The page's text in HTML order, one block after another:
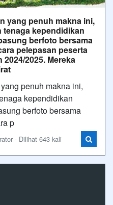
yang penuh makna ini,
kependidikan
berfoto bersama
pelepasan peserta
2025. Mereka
penuh makna ini,
kependidikan
berfoto bersama
p
- Dilihat 643 kali